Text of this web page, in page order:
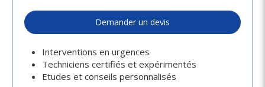
Demander un devis
Interventions en urgences
Techniciens certifiés et expérimentés
Etudes et conseils personnalisés